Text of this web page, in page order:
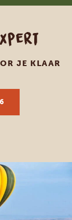
JE KLAAR